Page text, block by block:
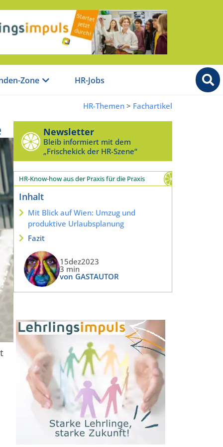
Zone HR-Jobs
HR-Themen > Fachartikel
Newsletter
Bleib informiert mit dem
„Frischekick der HR-Szene“
HR-Know-how aus der Praxis für die Praxis
Inhalt
Mit Blick auf Wien: Umzug und
produktive Urlaubsplanung
Fazit
15dez2023
3 min
von GASTAUTOR